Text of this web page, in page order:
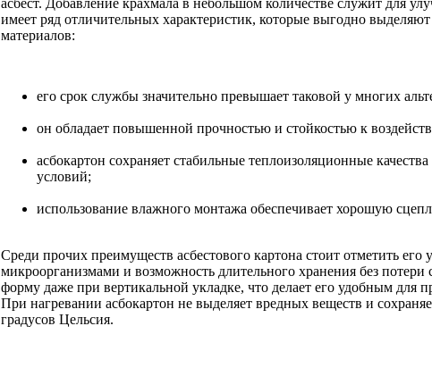
имеет ряд отличительных характеристик, которые выгодно
материалов:
его срок службы значительно превышает таковой у многих
он обладает повышенной прочностью и стойкостью к
асбокартон сохраняет стабильные теплоизоляционные
условий;
использование влажного монтажа обеспечивает хорошую
Среди прочих преимуществ асбестового картона стоит отметить его
микроорганизмами и возможность длительного хранения без потери
форму даже при вертикальной укладке, что делает его удобным для
При нагревании асбокартон не выделяет вредных веществ и
градусов Цельсия.